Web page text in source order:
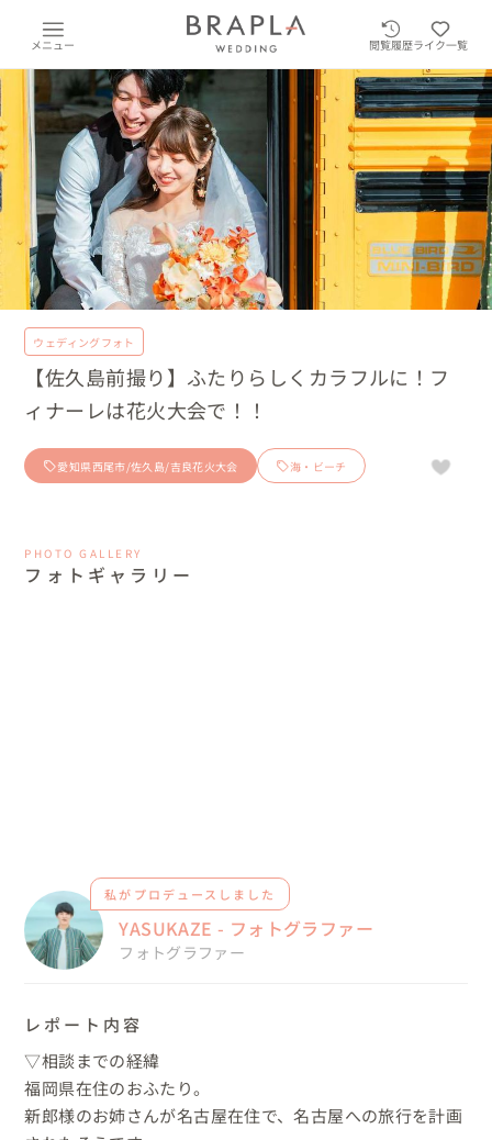
メニュー 閲覧履歴ライク一覧
ウェディングフォト
【佐久島前撮り】ふたりらしくカラフルに！フ
ィナーレは花火大会で！！
愛知県西尾市/佐久島/吉良花火大会 海・ビーチ
PHOTO GALLERY
フォトギャラリー
私がプロデュースしました
YASUKAZE - フォトグラファー
フォトグラファー
レポート内容
▽相談までの経緯
福岡県在住のおふたり。
新郎様のお姉さんが名古屋在住で、名古屋への旅行を計画